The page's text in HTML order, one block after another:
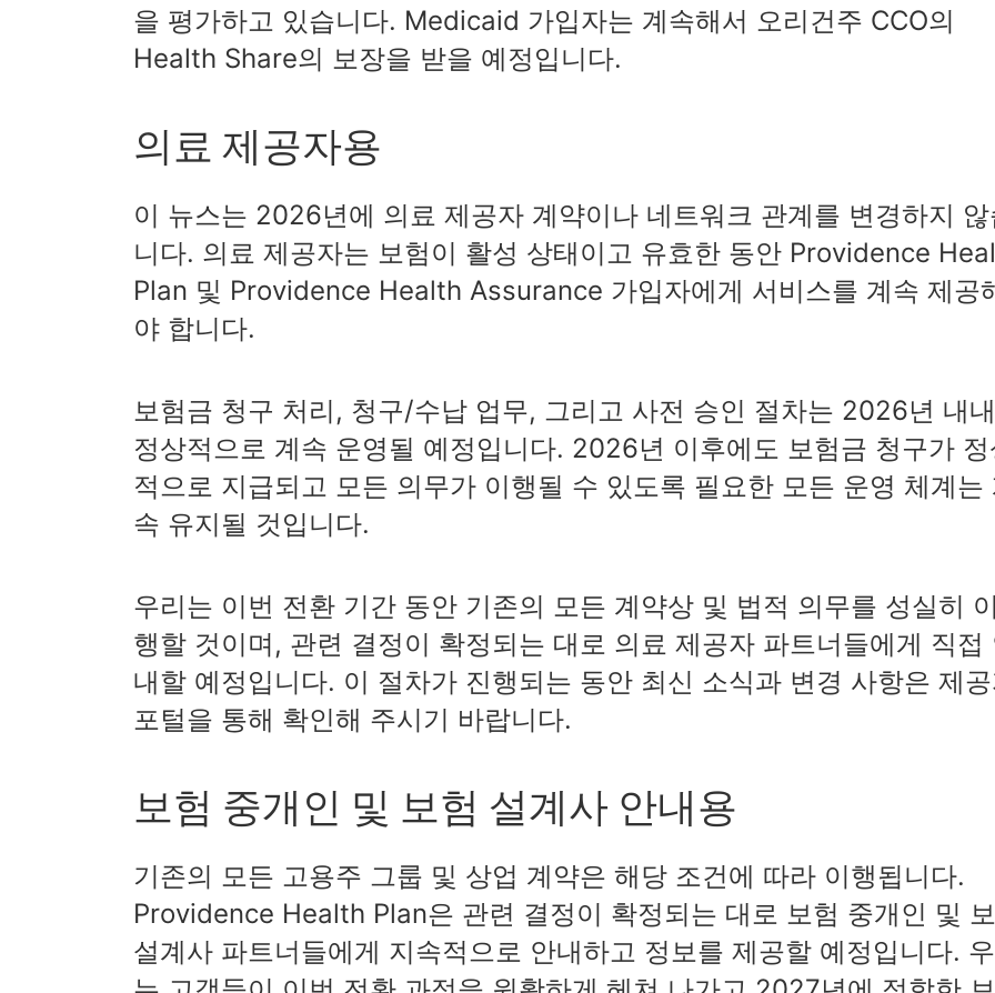
을 평가하고 있습니다. Medicaid 가입자는 계속해서 오리건주 CCO의
Health Share의 보장을 받을 예정입니다.
의료 제공자용
이 뉴스는 2026년에 의료 제공자 계약이나 네트워크 관계를 변경하지 않
니다. 의료 제공자는 보험이 활성 상태이고 유효한 동안 Providence
Plan 및 Providence Health Assurance 가입자에게 서비스를 계속 제공
야 합니다.
보험금 청구 처리, 청구/수납 업무, 그리고 사전 승인 절차는 2026년 내내
정상적으로 계속 운영될 예정입니다. 2026년 이후에도 보험금 청구가
적으로 지급되고 모든 의무가 이행될 수 있도록 필요한 모든 운영 체계는
속 유지될 것입니다.
우리는 이번 전환 기간 동안 기존의 모든 계약상 및 법적 의무를 성실히 이
행할 것이며, 관련 결정이 확정되는 대로 의료 제공자 파트너들에게 직접
내할 예정입니다. 이 절차가 진행되는 동안 최신 소식과 변경 사항은 제
포털을 통해 확인해 주시기 바랍니다.
보험 중개인 및 보험 설계사 안내용
기존의 모든 고용주 그룹 및 상업 계약은 해당 조건에 따라 이행됩니다.
Providence Health Plan은 관련 결정이 확정되는 대로 보험 중개인 및
설계사 파트너들에게 지속적으로 안내하고 정보를 제공할 예정입니다.